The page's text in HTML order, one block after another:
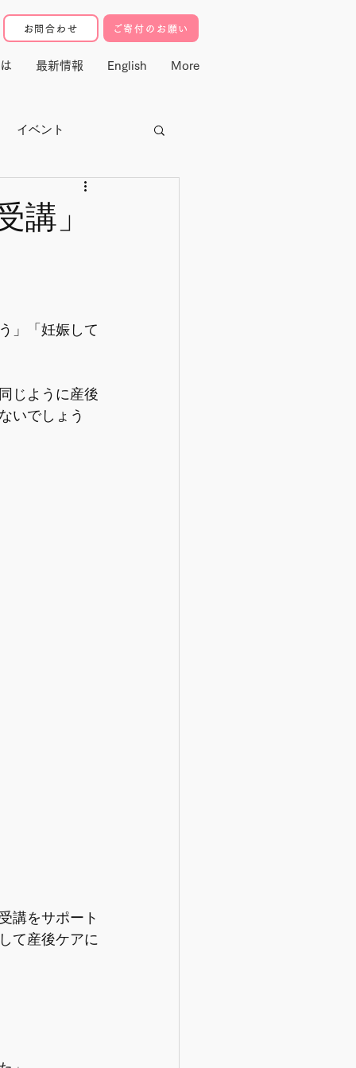
お問合わせ ご寄付のお願い
最新情報 English More
イベント
講」
」「妊娠して
じように産後
いでしょう
講をサポート
て産後ケアに